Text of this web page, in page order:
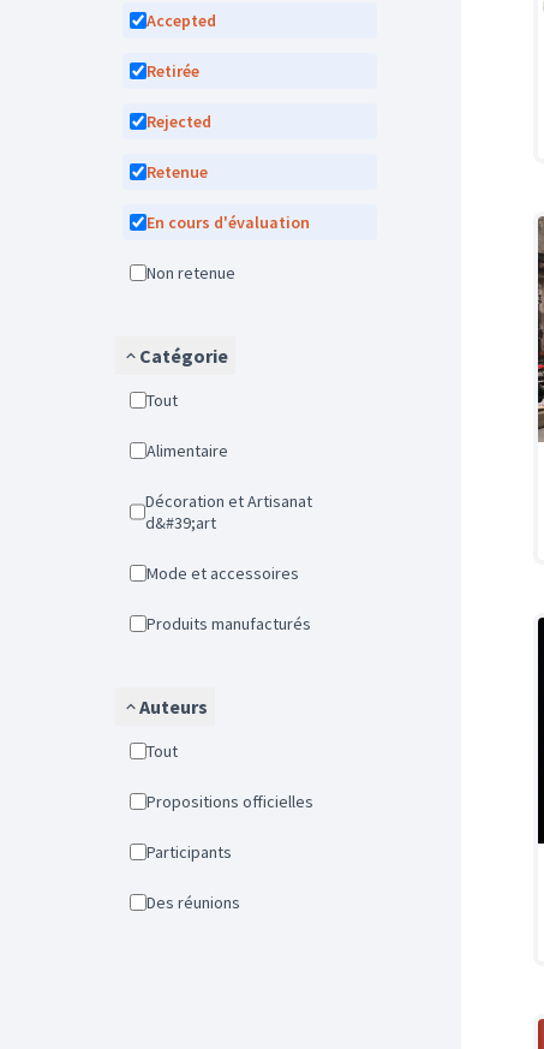
Accepted
Retirée
Rejected
Retenue
En cours d'évaluation
Non retenue
Catégorie
Tout
Alimentaire
Décoration et Artisanat
d&#39;art
Mode et accessoires
Produits manufacturés
Auteurs
Tout
Propositions officielles
Participants
Des réunions